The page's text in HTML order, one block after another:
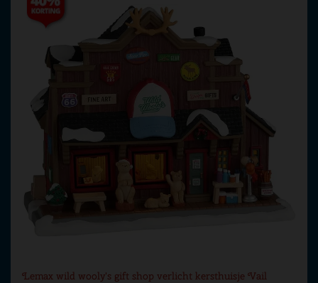
Lemax wild wooly's gift shop verlicht kersthuisje Vail